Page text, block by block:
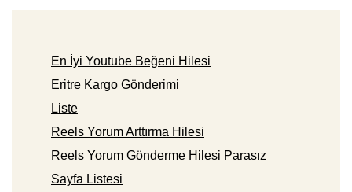
En İyi Youtube Beğeni Hilesi
Eritre Kargo Gönderimi
Liste
Reels Yorum Arttırma Hilesi
Reels Yorum Gönderme Hilesi Parasız
Sayfa Listesi